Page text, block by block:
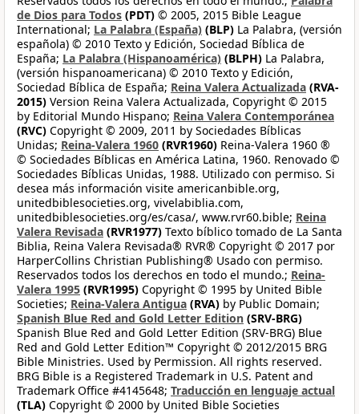
de Dios para Todos (PDT) © 2005, 2015 Bible League
International; La Palabra (España) (BLP) La Palabra, (versión
española) © 2010 Texto y Edición, Sociedad Bíblica de
España; La Palabra (Hispanoamérica) (BLPH) La Palabra,
(versión hispanoamericana) © 2010 Texto y Edición,
Sociedad Bíblica de España; Reina Valera Actualizada (RVA-
2015) Version Reina Valera Actualizada, Copyright © 2015
by Editorial Mundo Hispano; Reina Valera Contemporánea
(RVC) Copyright © 2009, 2011 by Sociedades Bíblicas
Unidas; Reina-Valera 1960 (RVR1960) Reina-Valera 1960 ®
© Sociedades Bíblicas en América Latina, 1960. Renovado ©
Sociedades Bíblicas Unidas, 1988. Utilizado con permiso. Si
desea más información visite americanbible.org,
unitedbiblesocieties.org, vivelabiblia.com,
unitedbiblesocieties.org/es/casa/, www.rvr60.bible; Reina
Valera Revisada (RVR1977) Texto bíblico tomado de La Santa
Biblia, Reina Valera Revisada® RVR® Copyright © 2017 por
HarperCollins Christian Publishing® Usado con permiso.
Reservados todos los derechos en todo el mundo.; Reina-
Valera 1995 (RVR1995) Copyright © 1995 by United Bible
Societies; Reina-Valera Antigua (RVA) by Public Domain;
Spanish Blue Red and Gold Letter Edition (SRV-BRG)
Spanish Blue Red and Gold Letter Edition (SRV-BRG) Blue
Red and Gold Letter Edition™ Copyright © 2012/2015 BRG
Bible Ministries. Used by Permission. All rights reserved.
BRG Bible is a Registered Trademark in U.S. Patent and
Trademark Office #4145648; Traducción en lenguaje actual
(TLA) Copyright © 2000 by United Bible Societies